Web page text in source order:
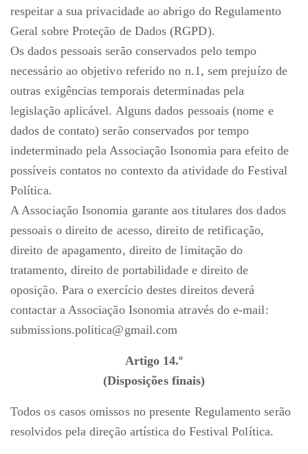
respeitar a sua privacidade ao abrigo do Regulamento
Geral sobre Proteção de Dados (RGPD).
Os dados pessoais serão conservados pelo tempo
necessário ao objetivo referido no n.1, sem prejuízo de
outras exigências temporais determinadas pela
legislação aplicável. Alguns dados pessoais (nome e
dados de contato) serão conservados por tempo
indeterminado pela Associação Isonomia para efeito de
possíveis contatos no contexto da atividade do Festival
Política.
A Associação Isonomia garante aos titulares dos dados
pessoais o direito de acesso, direito de retificação,
direito de apagamento, direito de limitação do
tratamento, direito de portabilidade e direito de
oposição. Para o exercício destes direitos deverá
contactar a Associação Isonomia através do e-mail:
submissions.politica@gmail.com
Artigo 14.º
(Disposições finais)
Todos os casos omissos no presente Regulamento serão
resolvidos pela direção artística do Festival Política.